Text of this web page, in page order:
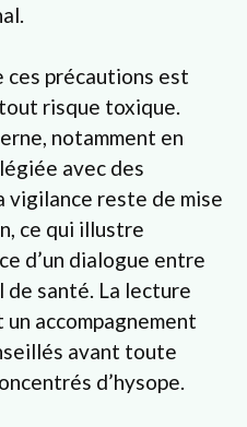
ces précautions est
risque toxique.
notamment en
avec des
vigilance reste de mise
ce qui illustre
d’un dialogue entre
santé. La lecture
accompagnement
avant toute
d’hysope.